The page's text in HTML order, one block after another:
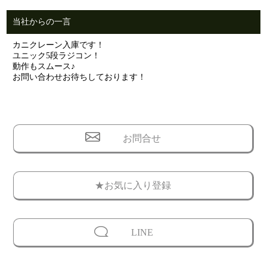
当社からの一言
カニクレーン入庫です！
ユニック5段ラジコン！
動作もスムース♪
お問い合わせお待ちしております！
お問合せ
★お気に入り登録
LINE